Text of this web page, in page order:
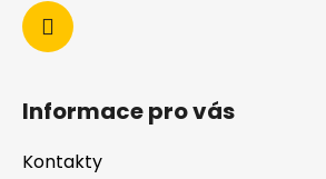
Informace pro vás
Kontakty